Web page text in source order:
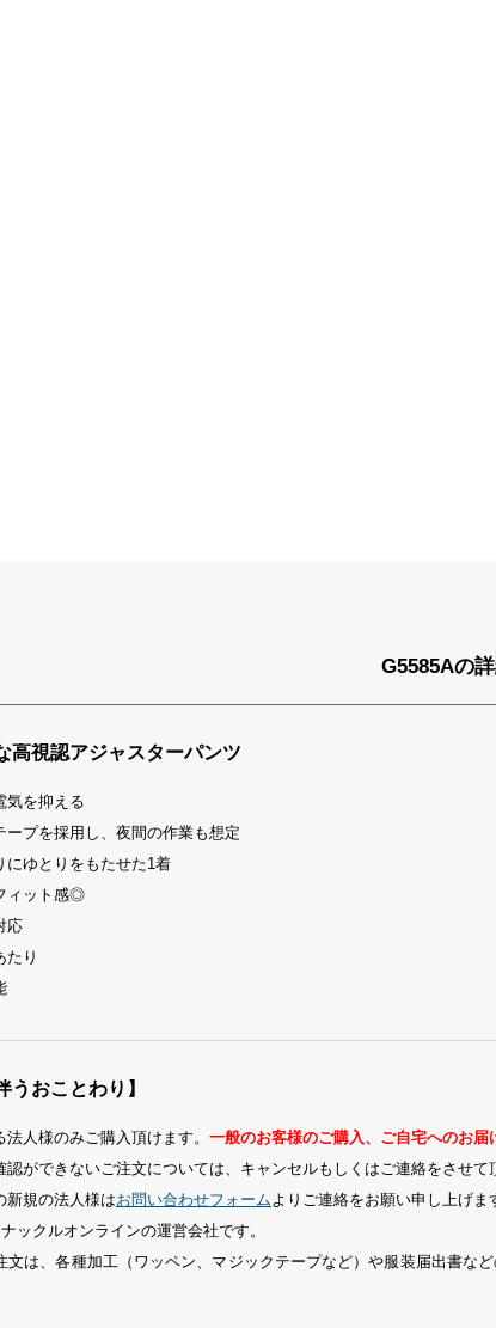
G5585Aの
高視認アジャスターパンツ
気を抑える
ープを採用し、夜間の作業も想定
にゆとりをもたせた1着
ィット感◎
応
たり
うおことわり】
人様のみご購入頂けます。 一般のお客様のご購入、ご自宅へのお届
認ができないご注文については、キャンセルもしくはご連絡をさせ
新規の法人様はお問い合わせフォームよりご連絡をお願い申し上げま
ックルオンラインの運営会社です。
文は、各種加工（ワッペン、マジックテープなど）や服装届出書な